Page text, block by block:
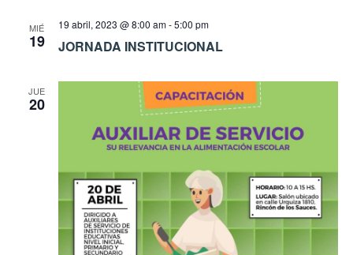
MIÉ
19
19 abril, 2023 @ 8:00 am-5:00 pm
JORNADA INSTITUCIONAL
JUE
20